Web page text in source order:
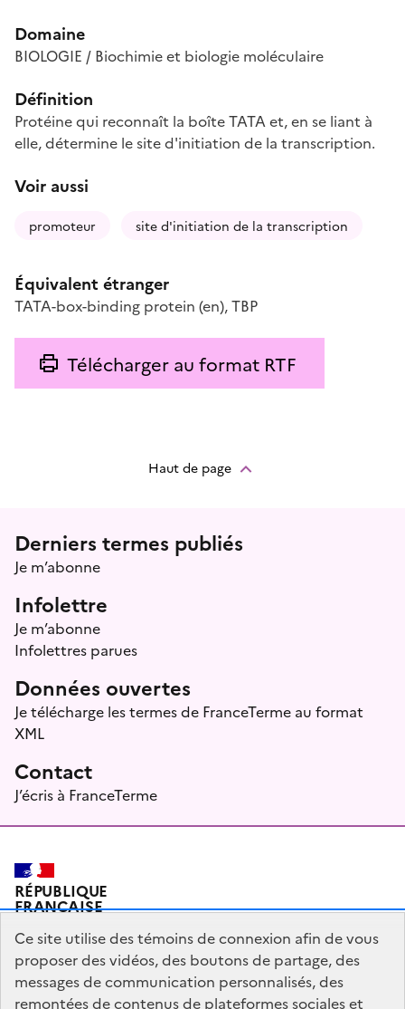
Domaine
BIOLOGIE / Biochimie et biologie moléculaire
Définition
Protéine qui reconnaît la boîte TATA et, en se liant à
elle, détermine le site d'initiation de la transcription.
Voir aussi
promoteur site d'initiation de la transcription
Équivalent étranger
TATA-box-binding protein (en),TBP
Télécharger au format RTF
Haut de page
Menu prefooter
Derniers termes publiés
Je m’abonne
Infolettre
Je m’abonne
Infolettres parues
Données ouvertes
Je télécharge les termes de FranceTerme au format
XML
Contact
J’écris à FranceTerme
RÉPUBLIQUE
FRANÇAISE
Plan du site Mentions légales Qui sommes-nous ?
Ce site utilise des témoins de connexion afin de vous
proposer des vidéos, des boutons de partage, des
messages de communication personnalisés, des
remontées de contenus de plateformes sociales et